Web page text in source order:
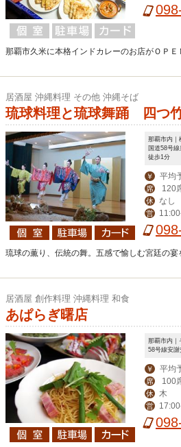
那覇市久米に本格インドカレーのお店がＯＰＥ
居酒屋 沖縄料理 その他 沖縄そば
琉球料理と琉球舞踊 四つ
那覇市内｜
国道58号
徒歩1分
￥ 平均
席 120
休 なし
営
琉球の薫り、伝統の舞。五感で愉しむ宮廷の宴
居酒屋 創作料理 沖縄料理 和食
あぱらぎ曙店
那覇市内｜
58号線安
￥ 平均
席 100
休 木
営
0、日